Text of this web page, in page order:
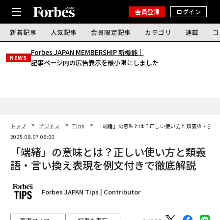
会員登録 ログイン
新着記事 人気記事 会員限定記事 カテゴリ 連載
NEWS
Forbes JAPAN MEMBERSHIP 新機能｜
記事ページ内の広告表示を最小限にしました
トップ ビジネス Tips
「端緒」の意味とは？正しい使い方と類義語・言
2025.08.07 08:00
「端緒」の意味とは？正しい使い方と類義
語・言い換え表現を例文付きで徹底解説
Forbes JAPAN Tips | Contributor